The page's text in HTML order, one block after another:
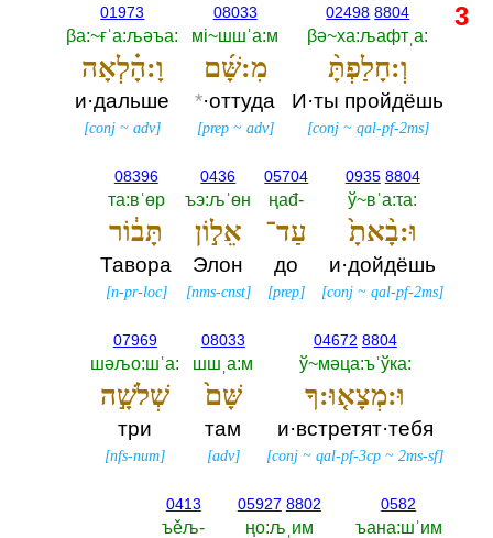
02498 8804
βә~ха:љафтˌа:‎
וְ:חָלַפְתָּ֨
И·ты пройдёшь
[conj~ qal-pf-2ms]
08033
мi~шшˈа:м
מִ:שָּׁ֜ם
*·оттуда
[prep~ adv]
01973
βа:~ғˈа:љәъа:‎
וָ:הָ֗לְאָה
и·дальше
[conj ~adv]
0935 8804
ў~вˈа:τа:‎
וּ:בָ֨אתָ֙
и·дойдёшь
[conj ~qal-pf-2ms]
05704
ңаđ-‎
עַד־
до
[prep]
0436
ъэ:љˈөн
אֵל֣וֹן
Элон
[nms-cnst]
08396
та:вˈөр
תָּב֔וֹר
Тавора
[n-pr-loc]
04672 8804
ў~мәца:ъˈўка:‎
וּ:מְצָא֤וּ:ךָ
и·встретят·тебя
[conj ~qal-pf-3cp ~2ms-sf]
08033
шшˌа:м
שָּׁם֙
там
[adv]
07969
шәљо:шˈа:‎
שְׁלֹשָׁ֣ה
три
[nfs-num]
0582
ъана:шˈим
05927 8802
ңо:љˌим
0413
ъěљ-‎
3